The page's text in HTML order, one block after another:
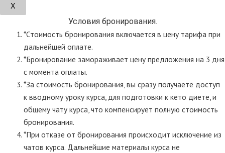
Х
Условия бронирования.
*Стоимость бронирования включается в цену тарифа при
дальнейшей оплате.
*Бронирование замораживает цену предложения на 3 дня
с момента оплаты.
*За стоимость бронирования, вы сразу получаете доступ
к вводному уроку курса, для подготовки к кето диете, и
общему чату курса, что компенсирует полную стоимость
бронирования.
*При отказе от бронирования происходит исключение из
чатов курса. Дальнейшие материалы курса не